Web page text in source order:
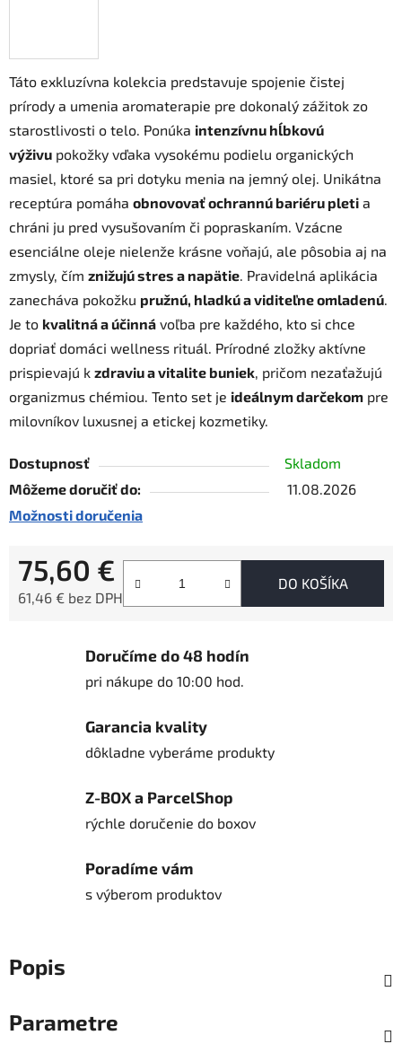
Táto exkluzívna kolekcia predstavuje spojenie čistej
prírody a umenia aromaterapie pre dokonalý zážitok zo
starostlivosti o telo. Ponúka intenzívnu hĺbkovú
výživu pokožky vďaka vysokému podielu organických
masiel, ktoré sa pri dotyku menia na jemný olej. Unikátna
receptúra pomáha obnovovať ochrannú bariéru pleti a
chráni ju pred vysušovaním či popraskaním. Vzácne
esenciálne oleje nielenže krásne voňajú, ale pôsobia aj na
zmysly, čím znižujú stres a napätie. Pravidelná aplikácia
zanecháva pokožku pružnú, hladkú a viditeľne omladenú.
Je to kvalitná a účinná voľba pre každého, kto si chce
dopriať domáci wellness rituál. Prírodné zložky aktívne
prispievajú k zdraviu a vitalite buniek, pričom nezaťažujú
organizmus chémiou. Tento set je ideálnym darčekom pre
milovníkov luxusnej a etickej kozmetiky.
Dostupnosť
Skladom
Môžeme doručiť do:
11.08.2026
Možnosti doručenia
75,60 €
61,46 € bez DPH
DO KOŠÍKA
Doručíme do 48 hodín
pri nákupe do 10:00 hod.
Garancia kvality
dôkladne vyberáme produkty
Z-BOX a ParcelShop
rýchle doručenie do boxov
Poradíme vám
s výberom produktov
Popis
Parametre